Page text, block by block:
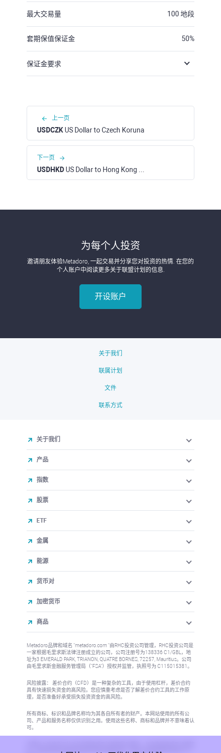
最大交易量 100 地段
套期保值保证金 50%
保证金要求
上一页
USDCZK US Dollar to Czech Koruna
下一页
USDHKD US Dollar to Hong Kong Dollar
为每个人投资
邀请朋友体验Metadoro, 一起交易并分享您对投资的热情. 在您的
个人账户中阅读更多关于联盟计划的信息.
开设账户
关于我们
联属计划
文件
联系方式
关于我们
产品
指数
股票
ETF
金属
能源
货币对
加密货币
商品
Metadoro品牌和域名 "metadoro.com "由RHC投资公司管理，RHC投资公司是
一家根据毛里求斯法律注册成立的公司，公司注册号为138336 C1/GBL，地
址为3 EMERALD PARK, TRIANON, QUATRE BORNES, 72257, Mauritius。公司
由毛里求斯金融服务管理局（"FSA"）授权并监管，执照号为 C115015381。
风险披露： 差价合约（CFD）是一种复杂的工具，由于使用杠杆，差价合约
具有快速损失资金的高风险。您应慎重考虑是否了解差价合约工具的工作原
理，是否准备好承受损失投资资金的高风险。
所有商标、标识和品牌名称均为其各自所有者的财产。本网站使用的所有公
司、产品和服务名称仅供识别之用。使用这些名称、商标和品牌并不意味着认
可。
区，信息的发布或使用将违反当地法律或法规。更多信息请参阅反洗钱/KYC